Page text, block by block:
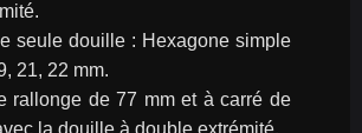
seule douille : Hexagone simple
21, 22 mm.
rallonge de 77 mm et à carré de
la douille à double extrémité.